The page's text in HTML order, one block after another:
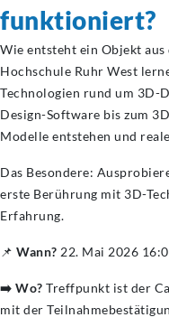
funktioniert?
Wie entsteht ein Objekt
Hochschule Ruhr West
Technologien rund um 3D-
Design-Software bis zum
Modelle entstehen und
Das Besondere:
erste Berührung mit 3D-
Erfahrung.
📌 Wann? 22. Mai 2026
➡️ Wo? Treffpunkt ist der
mit der